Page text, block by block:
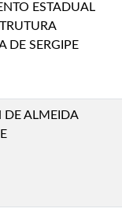
ESTADUAL
DE SERGIPE
DE ALMEIDA